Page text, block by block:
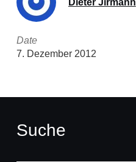
Dieter Jirmann
Date
7. Dezember 2012
Suche